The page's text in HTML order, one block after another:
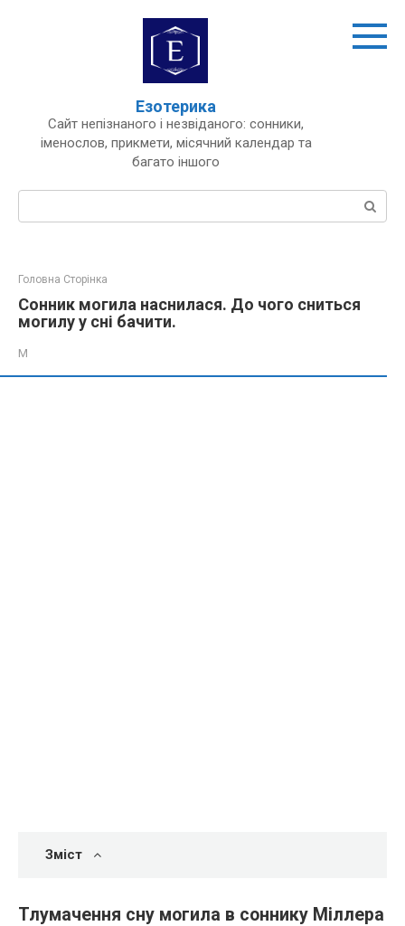
Езотерика
Сайт непізнаного і незвіданого: сонники,
іменослов, прикмети, місячний календар та
багато іншого
Пошук:
Головна Сторінка
Сонник могила наснилася. До чого сниться
могилу у сні бачити.
М
Зміст
Тлумачення сну могила в соннику Міллера